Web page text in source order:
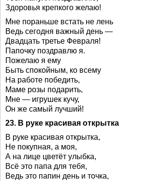
Здоровья крепкого желаю!
Мне пораньше встать не лень
Ведь сегодня важный день —
Двадцать третье Февраля!
Папочку поздравлю я.
Пожелаю я ему
Быть спокойным, ко всему
На работе победить,
Маме розы подарить,
Мне — игрушек кучу,
Он же самый лучший!
23. В руке красивая открытка
В руке красивая открытка,
Не покупная, а моя,
А на лице цветёт улыбка,
Всё это папа для тебя,
Ведь это папин день и точка,